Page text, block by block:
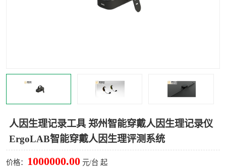
人因生理记录工具 郑州智能穿戴人因生理记录仪
ErgoLAB智能穿戴人因生理评测系统
价格： 1000000.00 元/台 起
车俩与驾驶模拟